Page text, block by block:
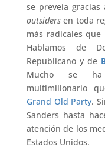
se preveía
outsidersen toda
más radicales
Hablamos de
Republicano y de
Mucho se ha
multimillonario
Grand Old Party.
Sanders hasta
atención de los
Estados Unidos.